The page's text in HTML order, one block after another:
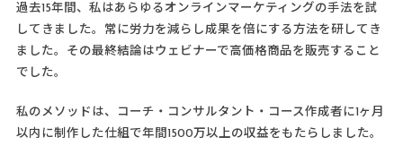
過去15年間、私はあらゆるオンラインマーケティングの手法を試
してきました。常に労力を減らし成果を倍にする方法を研してき
ました。その最終結論はウェビナーで高価格商品を販売すること
でした。
私のメソッドは、コーチ・コンサルタント・コース作成者に1ヶ月
以内に制作した仕組で年間1500万以上の収益をもたらしました。